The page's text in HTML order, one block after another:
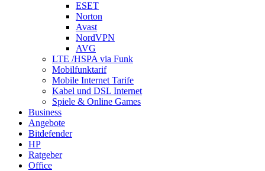
ESET
Norton
Avast
NordVPN
AVG
LTE /HSPA via Funk
Mobilfunktarif
Mobile Internet Tarife
Kabel und DSL Internet
Spiele & Online Games
Business
Angebote
Bitdefender
HP
Ratgeber
Office